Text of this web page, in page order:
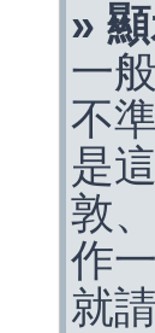
»
一
不
是
敦
作
就